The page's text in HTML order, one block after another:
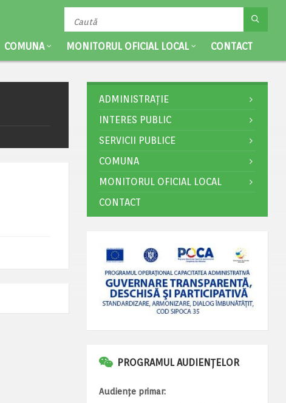
COMUNA MONITORUL OFICIAL LOCAL CONTACT
ADMINISTRAȚIE
INTERES PUBLIC
SERVICII PUBLICE
COMUNA
MONITORUL OFICIAL LOCAL
CONTACT
PROGRAMUL AUDIENȚELOR
Audiențe primar: